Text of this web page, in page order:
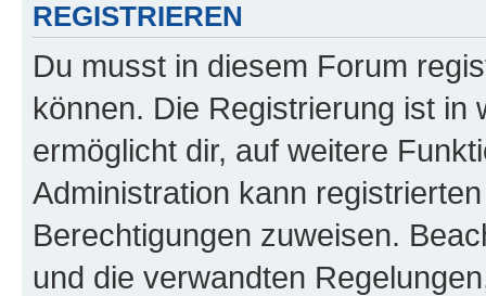
REGISTRIEREN
Du musst in diesem Forum
können. Die Registrierung ist in
ermöglicht dir, auf weitere
Administration kann
Berechtigungen zuweisen.
und die verwandten